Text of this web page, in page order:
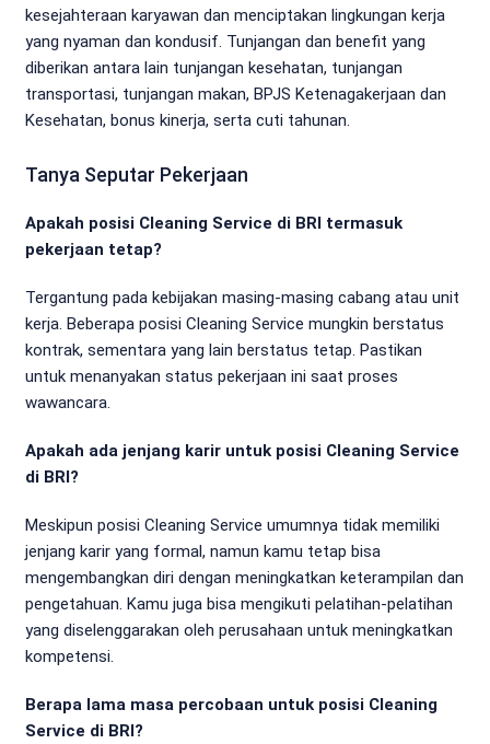
kesejahteraan karyawan dan menciptakan lingkungan kerja
yang nyaman dan kondusif. Tunjangan dan benefit yang
diberikan antara lain tunjangan kesehatan, tunjangan
transportasi, tunjangan makan, BPJS Ketenagakerjaan dan
Kesehatan, bonus kinerja, serta cuti tahunan.
Tanya Seputar Pekerjaan
Apakah posisi Cleaning Service di BRI termasuk
pekerjaan tetap?
Tergantung pada kebijakan masing-masing cabang atau unit
kerja. Beberapa posisi Cleaning Service mungkin berstatus
kontrak, sementara yang lain berstatus tetap. Pastikan
untuk menanyakan status pekerjaan ini saat proses
wawancara.
Apakah ada jenjang karir untuk posisi Cleaning Service
di BRI?
Meskipun posisi Cleaning Service umumnya tidak memiliki
jenjang karir yang formal, namun kamu tetap bisa
mengembangkan diri dengan meningkatkan keterampilan dan
pengetahuan. Kamu juga bisa mengikuti pelatihan-pelatihan
yang diselenggarakan oleh perusahaan untuk meningkatkan
kompetensi.
Berapa lama masa percobaan untuk posisi Cleaning
Service di BRI?